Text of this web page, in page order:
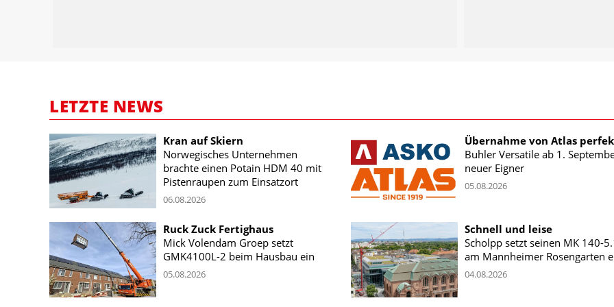
LETZTE NEWS
Kran auf Skiern
Norwegisches Unternehmen
brachte einen Potain HDM 40 mit
Pistenraupen zum Einsatzort
06.08.2026
Übernahme von Atlas
Buhler Versatile ab 1.
neuer Eigner
05.08.2026
Ruck Zuck Fertighaus
Mick Volendam Groep setzt
GMK4100L-2 beim Hausbau ein
05.08.2026
Schnell und leise
Scholpp setzt seinen MK 140-
am Mannheimer Rosengarten
04.08.2026